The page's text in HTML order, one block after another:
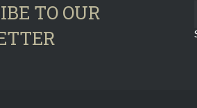
TO OUR